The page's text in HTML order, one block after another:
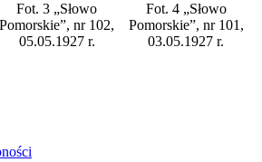
Fot. 3 „Słowo
Pomorskie”, nr 102,
05.05.1927 r.
Fot. 4 „Słowo
Pomorskie”, nr 101,
03.05.1927 r.